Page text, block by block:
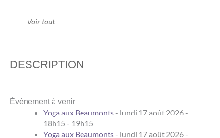
Voir tout
DESCRIPTION
Évènement à venir
Yoga aux Beaumonts- lundi 17 août 2026 -
18h15 - 19h15
Yoga aux Beaumonts- lundi 17 août 2026 -